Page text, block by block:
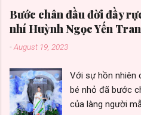
dạng trong từng
nhiều khách
những
hiện nay thương
pháp kinh doanh
thương hiệu với
Bước chân đầu đời đầy
nhí Huỳnh Ngọc Yến
-August 19, 2023
Với sự hồn nhiên
bé nhỏ đã bước
của làng người